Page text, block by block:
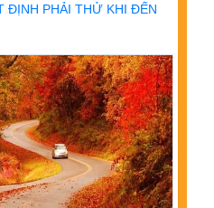
ĐỊNH PHẢI THỬ KHI ĐẾN